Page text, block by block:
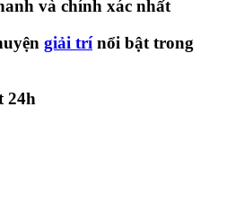
và chính xác nhất
giải trínổi bật trong
24h